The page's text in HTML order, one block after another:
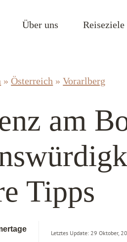
aus Österreich
Über uns Reiseziele
» Österreich »Vorarlberg
am
Tipps
Letztes Update: 29 Oktober,